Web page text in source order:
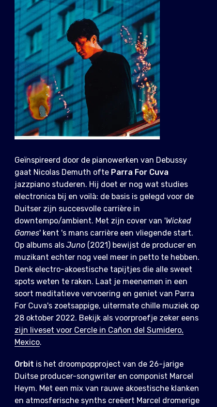
Geïnspireerd door de pianowerken van Debussy
gaat Nicolas Demuth ofte Parra For Cuva
jazzpiano studeren. Hij doet er nog wat studies
electronica bij en voilà: de basis is gelegd voor de
Duitser zijn succesvolle carrière in
downtempo/ambient. Met zijn cover van 'Wicked
Games' kent 's mans carrière een vliegende start.
Op albums als Juno (2021) bewijst de producer en
muzikant echter nog veel meer in petto te hebben.
Denk electro-akoestische tapijtjes die alle sweet
spots weten te raken. Laat je meenemen in een
soort meditatieve vervoering en geniet van Parra
For Cuva's zoetsappige, uitermate chille muziek op
28 oktober 2022. Bekijk als voorproefje zeker eens
zijn liveset voor Cercle in Cañon del Sumidero,
Mexico.
Orbit is het droompopproject van de 26-jarige
Duitse producer-songwriter en componist Marcel
Heym. Met een mix van rauwe akoestische klanken
en atmosferische synths creëert Marcel dromerige